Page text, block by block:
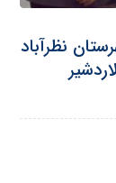
نظرآباد